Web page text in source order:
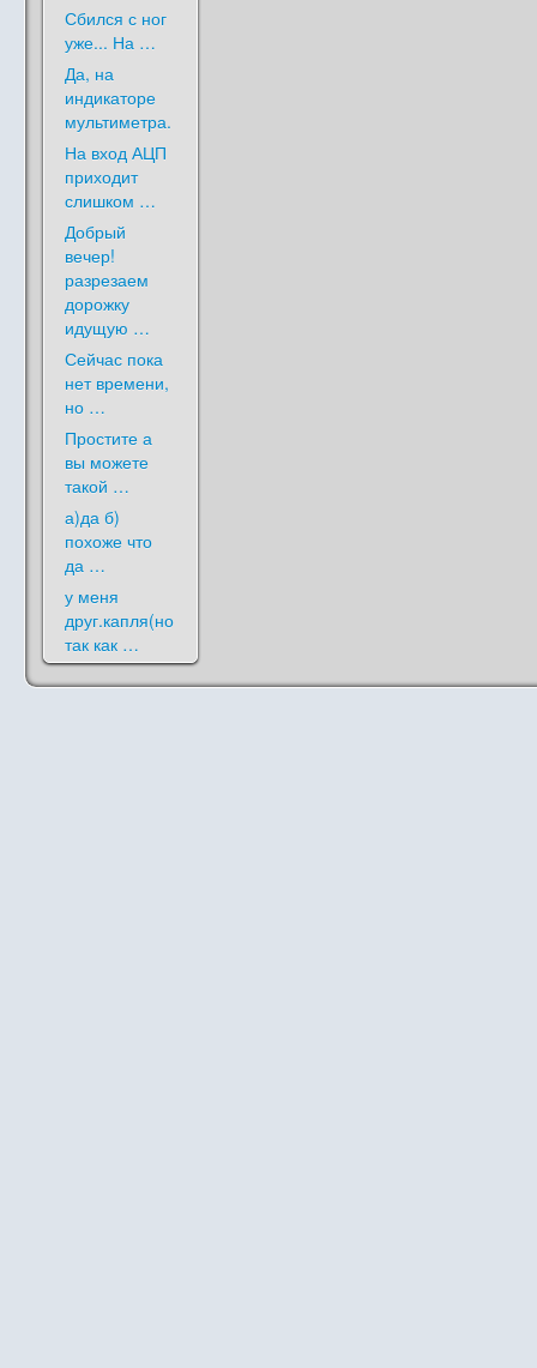
Сбился с ног
уже... На …
Да, на
индикаторе
мультиметра.
На вход АЦП
приходит
слишком …
Добрый
вечер!
разрезаем
дорожку
идущую …
Сейчас пока
нет времени,
но …
Простите а
вы можете
такой …
а)да б)
похоже что
да …
у меня
друг.капля(но
так как …